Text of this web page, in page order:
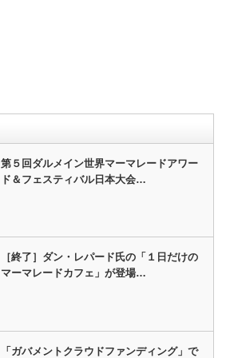
第５回ダルメイン世界マーマレードアワー
ド＆フェスティバル日本大会…
［終了］ダン・レパード氏の「１日だけの
マーマレードカフェ」が登場…
「ガバメントクラウドファンディング」で